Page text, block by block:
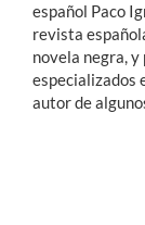
español Paco
revista
novela negra,
especializados
autor de